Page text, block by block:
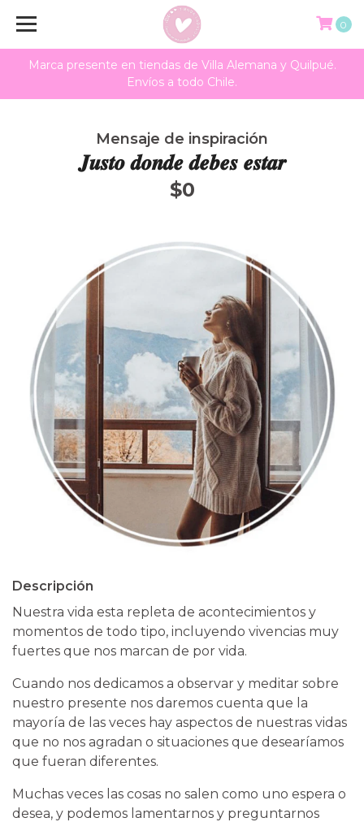
Marca presente en tiendas de Villa Alemana y Quilpué.
Envíos a todo Chile.
0
Mensaje de inspiración
𝑱𝒖𝒔𝒕𝒐 𝒅𝒐𝒏𝒅𝒆 𝒅𝒆𝒃𝒆𝒔 𝒆𝒔𝒕𝒂𝒓
$0
Descripción
Nuestra vida esta repleta de acontecimientos y
momentos de todo tipo, incluyendo vivencias muy
fuertes que nos marcan de por vida.
Cuando nos dedicamos a observar y meditar sobre
nuestro presente nos daremos cuenta que la
mayoría de las veces hay aspectos de nuestras vidas
que no nos agradan o situaciones que desearíamos
que fueran diferentes.
Muchas veces las cosas no salen como uno espera o
desea, y podemos lamentarnos y preguntarnos